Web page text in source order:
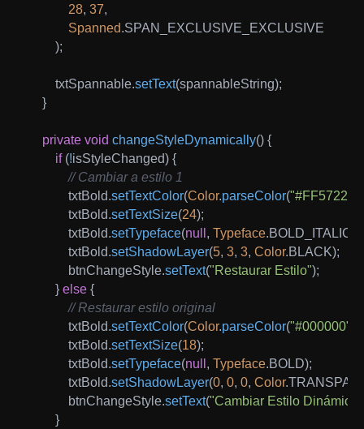
28, 37,
Spanned.SPAN_EXCLUSIVE_EXCLUSIVE
);
        txtSpannable
.setText(spannableString);
}
private void changeStyleDynamically() {
if (!isStyleChanged) {
// Cambiar a estilo 1
            txtBold
.setTextColor(Color.parseColor("#FF5722"
            txtBold
.setTextSize(24);
            txtBold
.setTypeface(null , Typeface.BOLD_ITALIC
            txtBold
.setShadowLayer(5, 3, 3, Color.BLACK);
            btnChangeStyle
.setText("Restaurar Estilo");
} else {
// Restaurar estilo original
            txtBold
.setTextColor(Color.parseColor("#000000"
            txtBold
.setTextSize(18);
            txtBold
.setTypeface(null , Typeface.BOLD);
            txtBold
.setShadowLayer(0, 0, 0, Color.
            btnChangeStyle
.setText("Cambiar Estilo
}